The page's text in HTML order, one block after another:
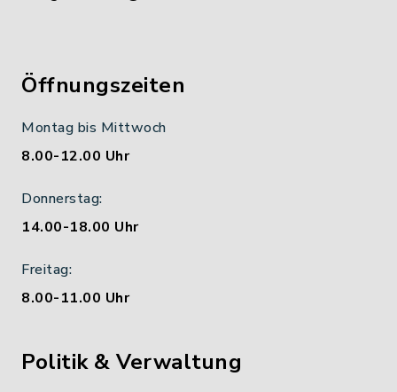
Öffnungszeiten
Montag bis Mittwoch
8.00-12.00 Uhr
Donnerstag:
14.00-18.00 Uhr
Freitag:
8.00-11.00 Uhr
Politik & Verwaltung